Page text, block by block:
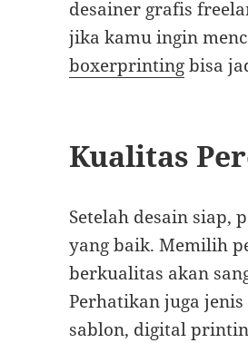
desainer grafis
jika kamu ingin
boxerprintingbisa
Kualitas
Setelah desain siap,
yang baik. Memilih
berkualitas akan
Perhatikan juga
sablon, digital